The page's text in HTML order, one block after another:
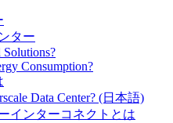
ター
Solutions?
Consumption?
Data Center? (日本語)
インターコネクトとは